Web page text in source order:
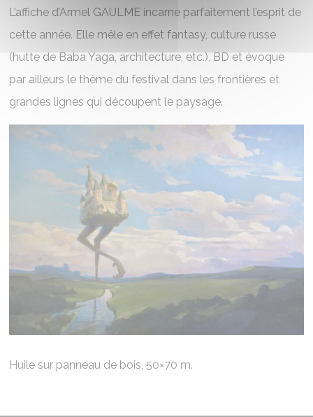
L’affiche d’Armel GAULME incarne parfaitement l’esprit de
cette année. Elle mêle en effet fantasy, culture russe
(hutte de Baba Yaga, architecture, etc.), BD et évoque
par ailleurs le thème du festival dans les frontières et
grandes lignes qui découpent le paysage.
Huile sur panneau de bois, 50×70 m.